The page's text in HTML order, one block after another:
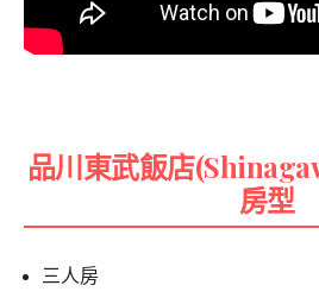
品川東武飯店
房型
三人房